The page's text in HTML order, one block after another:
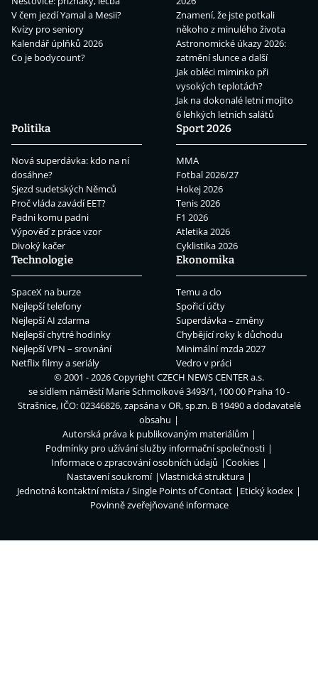
V čem jezdí Yamal a Mesii?
Kvízy pro seniory
Kalendář úplňků 2026
Co je bodycount?
Znamení, že jste potkali
někoho z minulého života
Astronomické úkazy 2026:
zatmění slunce a další
Jak obléci miminko při
vysokých teplotách?
Jak na dokonalé letní mojito
6 lehkých letních salátů
Politika
Nová superdávka: kdo na ní
dosáhne?
Sjezd sudetských Němců
Proč vláda zavádí EET?
Padni komu padni
Výpověď z práce vzor
Divoký kačer
Sport 2026
MMA
Fotbal 2026/27
Hokej 2026
Tenis 2026
F1 2026
Atletika 2026
Cyklistika 2026
Technologie
SpaceX na burze
Nejlepší telefony
Nejlepší AI zdarma
Nejlepší chytré hodinky
Nejlepší VPN – srovnání
Netflix filmy a seriály
Ekonomika
Temu a clo
Spořicí účty
Superdávka – změny
Chybějící roky k důchodu
Minimální mzda 2027
Vedro v práci
© 2001 - 2026 CopyrightCZECH NEWS CENTER a.s.
se sídlem náměstí Marie Schmolkové 3493/1, 100 00 Praha 10 -
Strašnice, IČO: 02346826, zapsána v OR, sp.zn. B 19490 a dodavatelé
obsahu
Autorská práva k publikovaným materiálům
Podmínky pro užívání služby informační společnosti
Informace o zpracování osobních údajů
Cookies
Nastavení soukromí
Vlastnická struktura
Jednotná kontaktní místa / Single Points of Contact
Etický kodex
Povinně zveřejňované informace